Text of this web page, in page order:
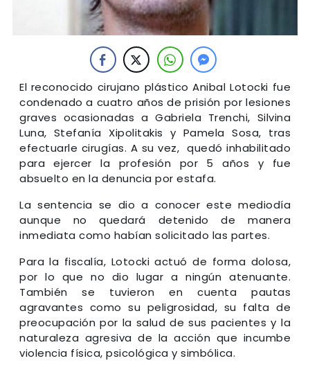
El reconocido cirujano plástico Anibal Lotocki fue
condenado a cuatro años de prisión por lesiones
graves ocasionadas a Gabriela Trenchi, Silvina
Luna, Stefanía Xipolitakis y Pamela Sosa, tras
efectuarle cirugías. A su vez, quedó inhabilitado
para ejercer la profesión por 5 años y fue
absuelto en la denuncia por estafa.
La sentencia se dio a conocer este mediodía
aunque no quedará detenido de manera
inmediata como habían solicitado las partes.
Para la fiscalía, Lotocki actuó de forma dolosa,
por lo que no dio lugar a ningún atenuante.
También se tuvieron en cuenta pautas
agravantes como su peligrosidad, su falta de
preocupación por la salud de sus pacientes y la
naturaleza agresiva de la acción que incumbe
violencia física, psicológica y simbólica.